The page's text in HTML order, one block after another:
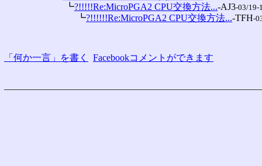
┗?!!!!!Re:MicroPGA2 CPU交換方法...-AJ3-03/19-
┗?!!!!!!Re:MicroPGA2 CPU交換方法...-TFH-
「何か一言」を書く Facebookコメントができます